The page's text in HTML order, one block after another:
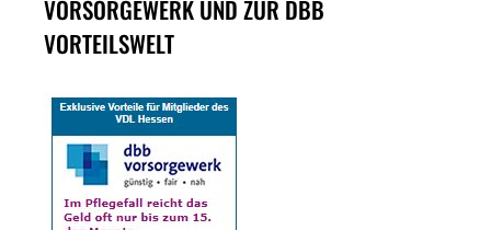
VORSORGEWERK UND ZUR DBB
VORTEILSWELT